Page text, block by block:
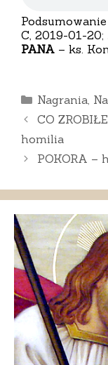
C, 2019-01-20;
PANA – ks.
Kategorie
Nagrania,
CO
homilia
POKORA –